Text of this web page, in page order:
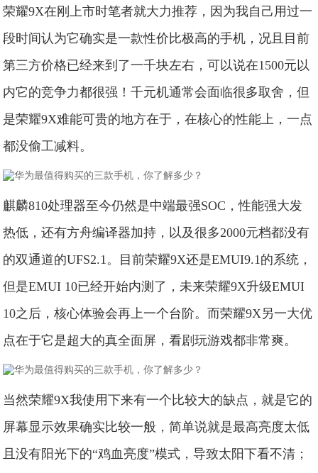
荣耀9X在刚上市时笔者就大力推荐，因为我自己用过一
段时间认为它确实是一款性价比极高的手机，况且目前
第三方价格已经来到了一千块左右，可以说在1500元以
内它的竞争力都很强！千元机通常会面临很多取舍，但
是荣耀9X难能可贵的地方在于，在核心的性能上，一点
都没偷工减料。
麒麟810处理器至今仍然是中端最强SOC，性能强大发
热低，还有方舟编译器加持，以及很多2000元档都没有
的双通道的UFS2.1。目前荣耀9X还是EMUI9.1的系统，
但是EMUI 10已经开始内测了，未来荣耀9X升级EMUI
10之后，核心体验会再上一个台阶。而荣耀9X另一大优
点在于它是超大的真全面屏，看剧玩游戏都非常爽。
当然荣耀9X我使用下来有一个比较大的缺点，就是它的
屏幕显示效果确实比较一般，简单说就是最高亮度太低
且没有阳光下的“鸡血亮度”模式，导致太阳下看不清；